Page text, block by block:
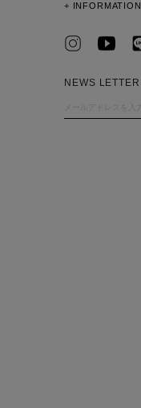
+ INFORMATION
NEWS LETTER